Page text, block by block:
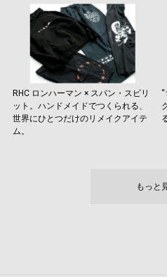
RHC ロンハーマン × スパン・スピリ
ット。ハンドメイドでつくられる、
世界にひとつだけのリメイクアイテ
ム。
もっと